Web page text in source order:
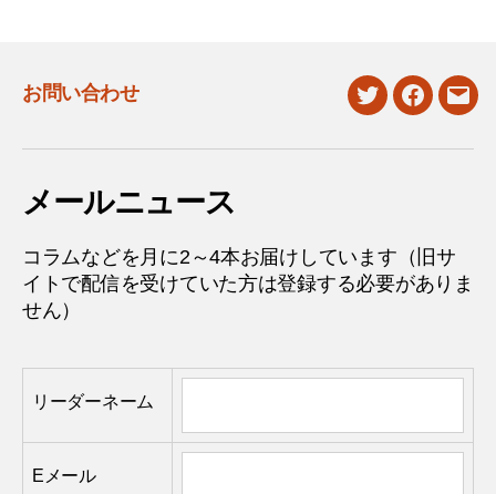
お問い合わせ
twitterfacebook
メールニュース
コラムなどを月に2～4本お届けしています（旧サ
イトで配信を受けていた方は登録する必要がありま
せん）
リーダーネーム
Eメール